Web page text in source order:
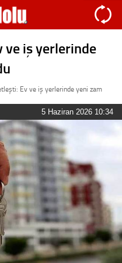
ve iş yerlerinde
Ev ve iş yerlerinde yeni zam
5 Haziran 2026 10:34